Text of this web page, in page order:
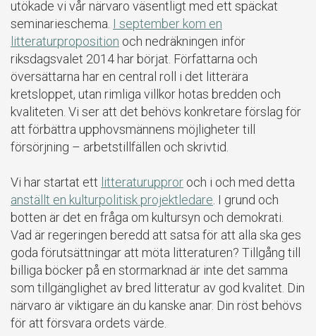
utökade vi vår närvaro väsentligt med ett späckat
seminarieschema. I september kom en
litteraturproposition och nedräkningen inför
riksdagsvalet 2014 har börjat. Författarna och
översättarna har en central roll i det litterära
kretsloppet, utan rimliga villkor hotas bredden och
kvaliteten. Vi ser att det behövs konkretare förslag för
att förbättra upphovsmännens möjligheter till
försörjning – arbetstillfällen och skrivtid.
Vi har startat ett litteraturuppror och i och med detta
anställt en kulturpolitisk projektledare . I grund och
botten är det en fråga om kultursyn och demokrati.
Vad är regeringen beredd att satsa för att alla ska ges
goda förutsättningar att möta litteraturen? Tillgång till
billiga böcker på en stormarknad är inte det samma
som tillgänglighet av bred litteratur av god kvalitet. Din
närvaro är viktigare än du kanske anar. Din röst behövs
för att försvara ordets värde.